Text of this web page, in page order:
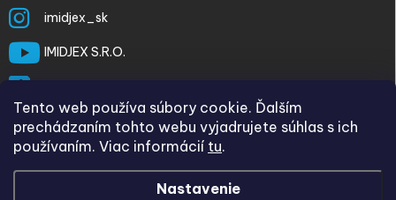
Tento web používa súbory cookie. Ďalším
prechádzaním tohto webu vyjadrujete súhlas s ich
používaním. Viac informácií tu.
Nastavenie
imidjex_sk
IMIDJEX S.R.O.